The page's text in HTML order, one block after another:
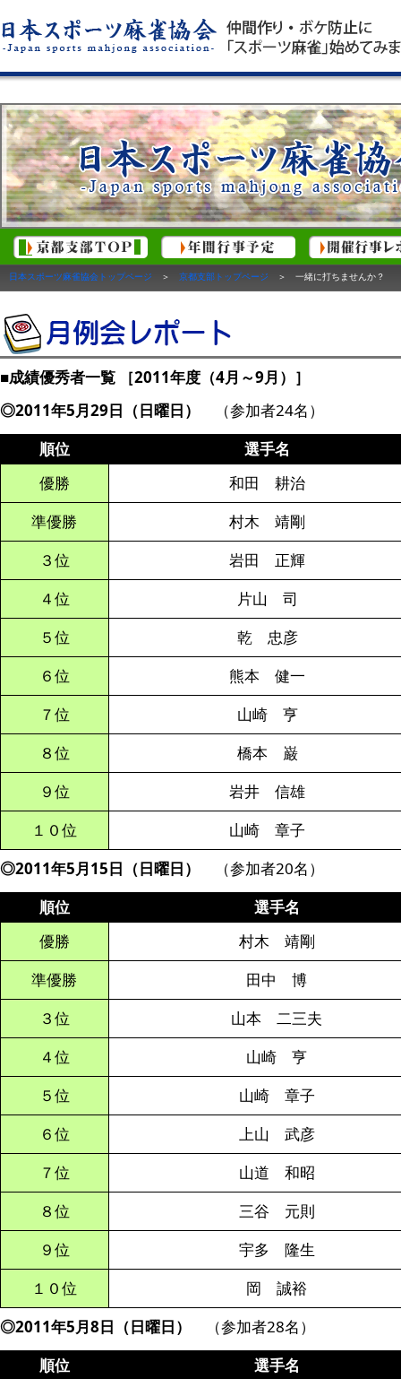
日本スポーツ麻雀協会トップページ ＞ 京都支部トップページ ＞ 一緒に打ちませんか？
■成績優秀者一覧 ［2011年度（4月～9月）］
◎2011年5月29日（日曜日）
（参加者24名）
順位
選手名
優勝
和田 耕治
準優勝
村木 靖剛
３位
岩田 正輝
４位
片山 司
５位
乾 忠彦
６位
熊本 健一
７位
山崎 亨
８位
橋本 巌
９位
岩井 信雄
１０位
山崎 章子
◎2011年5月15日（日曜日）
（参加者20名）
順位
選手名
優勝
村木 靖剛
準優勝
田中 博
３位
山本 二三夫
４位
山崎 亨
５位
山崎 章子
６位
上山 武彦
７位
山道 和昭
８位
三谷 元則
９位
宇多 隆生
１０位
岡 誠裕
◎2011年5月8日（日曜日）
（参加者28名）
順位
選手名